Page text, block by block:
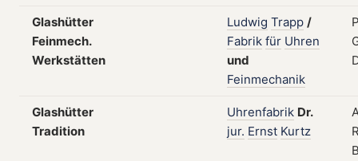
Glashütter
Feinmech.
Werkstätten
Ludwig Trapp /
Fabrik für Uhren
und
Feinmechanik
Glashütter
Tradition
Uhrenfabrik Dr.
jur. Ernst Kurtz